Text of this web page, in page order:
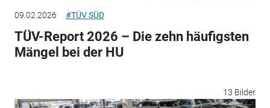
09.02.2026 #TÜV SÜD
TÜV-Report 2026 – Die zehn häufigsten
Mängel bei der HU
13 Bilder